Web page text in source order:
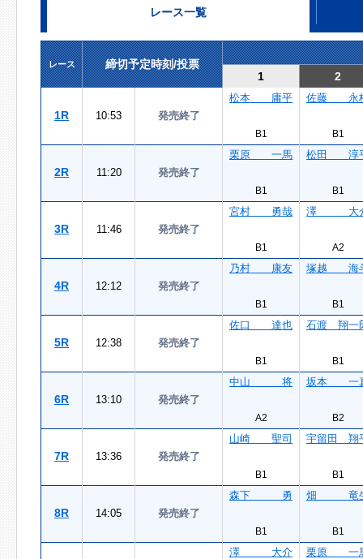
レース一覧
レース
締切予定時刻/投票
1
2
1R 10:53 発売終了
松本 庸平
B1
佐藤 永
B1
2R 11:20 発売終了
栗原 一馬
B1
松田 淳
B1
3R 11:46 発売終了
宮村 勇哉
B1
澤 大
A2
4R 12:12 発売終了
乃村 康友
B1
塚越 海
B1
5R 12:38 発売終了
佐口 達也
B1
石渡 翔一
B1
6R 13:10 発売終了
中山 将
A2
坂本 一
B2
7R 13:36 発売終了
山崎 聖司
B1
宇留田 翔
B1
8R 14:05 発売終了
森下 勇
B1
畑 竜
B1
澤 大介 栗原 一